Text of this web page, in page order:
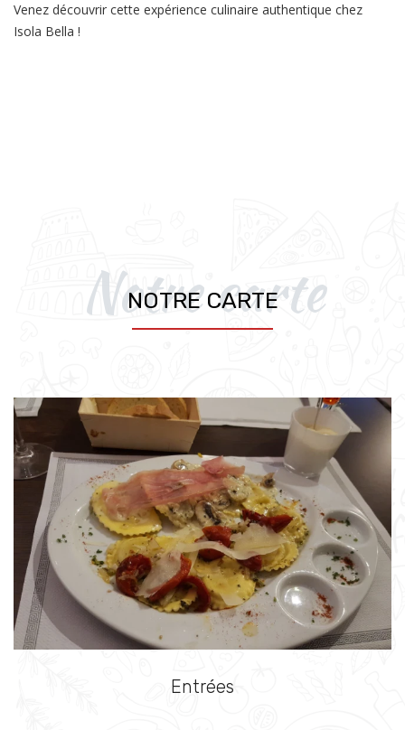
Venez découvrir cette expérience culinaire authentique chez
Isola Bella !
Notre carte
NOTRE CARTE
Entrées